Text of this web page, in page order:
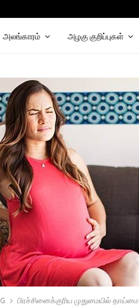
அலங்காரம் அழகு குறிப்புகள்
பிரச்சினைக்குரிய முதுமையில் தாய்மை